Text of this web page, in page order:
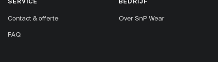
Contact & offerte
FAQ
Over SnP Wear